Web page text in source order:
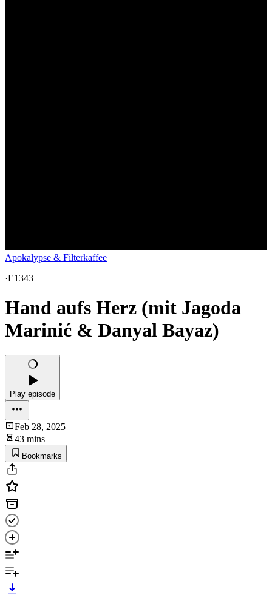
Apokalypse & Filterkaffee
·E1343
Hand aufs Herz (mit Jagoda
Marinić & Danyal Bayaz)
Play episode
Feb 28, 2025
43 mins
Bookmarks